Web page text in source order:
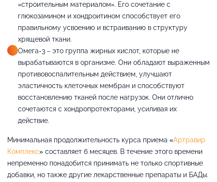
«строительным материалом». Его сочетание с
глюкозамином и хондроитином способствует его
правильному усвоению и встраиванию в структуру
хрящевой ткани.
Омега-3 – это группа жирных кислот, которые не
вырабатываются в организме. Они обладают выраженным
противовоспалительным действием, улучшают
эластичность клеточных мембран и способствуют
восстановлению тканей после нагрузок. Они отлично
сочетаются с хондропротекторами, усиливая их
действие.
Минимальная продолжительность курса приема «Артравир
Комплекс» составляет 6 месяцев. В течение этого времени
непременно понадобится принимать не только спортивные
добавки, но также другие лекарственные препараты и БАДы.